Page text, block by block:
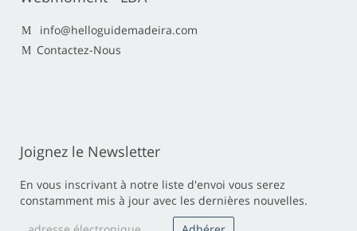
info@helloguidemadeira.com
Contactez-Nous
Joignez le Newsletter
En vous inscrivant à notre liste d'envoi vous serez
constamment mis à jour avec les dernières nouvelles.